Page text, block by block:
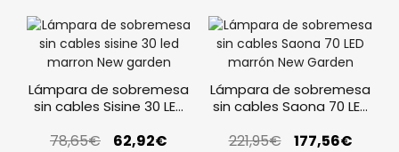
Lámpara de sobremesa
sin cables Sisine 30 LED
78,65€ 62,92€
Lámpara de sobremesa
sin cables Saona 70 LED
221,95€ 177,56€